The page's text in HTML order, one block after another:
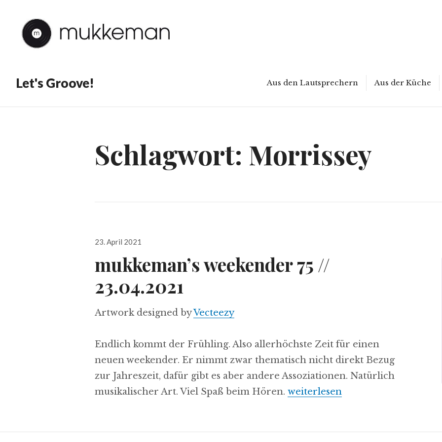
Let's Groove! Aus den Lautsprechern Aus der Küche
Schlagwort: Morrissey
Veröffentlicht
23. April 2021
mukkeman’s weekender 75 //
23.04.2021
Artwork designed byVecteezy
Endlich kommt der Frühling. Also allerhöchste Zeit für einen
neuen weekender. Er nimmt zwar thematisch nicht direkt Bezug
zur Jahreszeit, dafür gibt es aber andere Assoziationen. Natürlich
musikalischer Art. Viel Spaß beim Hören. „mukkeman’s weekender 75 //
weiterlesen